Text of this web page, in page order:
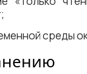
среды